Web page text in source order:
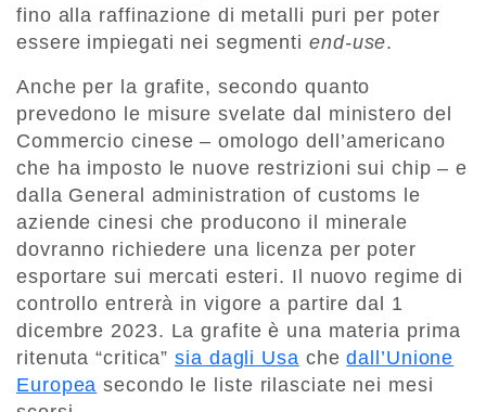
fino alla raffinazione di metalli puri per poter
essere impiegati nei segmenti end-use.
Anche per la grafite, secondo quanto
prevedono le misure svelate dal ministero del
Commercio cinese – omologo dell’americano
che ha imposto le nuove restrizioni sui chip – e
dalla General administration of customs le
aziende cinesi che producono il minerale
dovranno richiedere una licenza per poter
esportare sui mercati esteri. Il nuovo regime di
controllo entrerà in vigore a partire dal 1
dicembre 2023. La grafite è una materia prima
ritenuta “critica”sia dagli Usa chedall’Unione
Europea secondo le liste rilasciate nei mesi